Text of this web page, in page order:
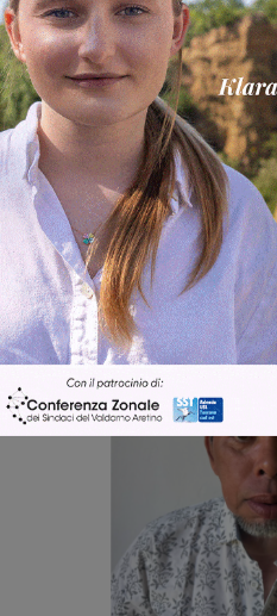
Articolo precedente
San Giovanni, incendio in un
appartamento di via Peruzzi. Vigili del
fuoco al lavoro
Ultime Notizie